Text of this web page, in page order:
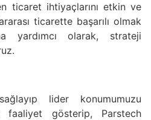
ticaret ihtiyaçlarını etkin ve
ticarette başarılı olmak
yardımcı olarak, strateji
lider konumumuzu
gösterip, Parstech